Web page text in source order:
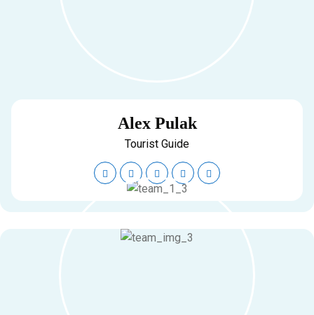
Alex Pulak
Tourist Guide